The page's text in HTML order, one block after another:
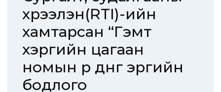
хүрээлэн(RTI)-ийн
хамтарсан “Гэмт
хэргийн цагаан
номын үр дүнг эрүүгийн
бодлого